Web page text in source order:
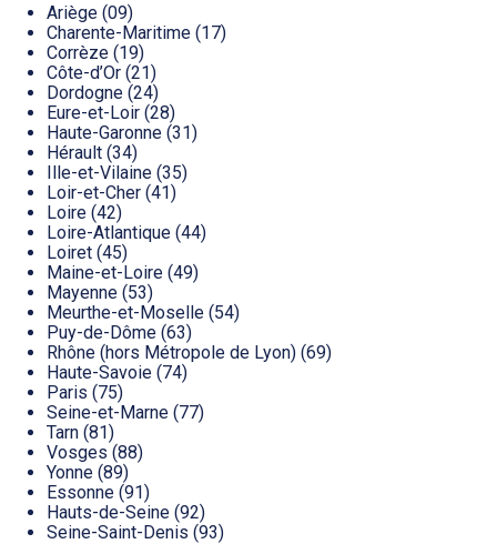
Ariège (09)
Charente-Maritime (17)
Corrèze (19)
Côte-d’Or (21)
Dordogne (24)
Eure-et-Loir (28)
Haute-Garonne (31)
Hérault (34)
Ille-et-Vilaine (35)
Loir-et-Cher (41)
Loire (42)
Loire-Atlantique (44)
Loiret (45)
Maine-et-Loire (49)
Mayenne (53)
Meurthe-et-Moselle (54)
Puy-de-Dôme (63)
Rhône (hors Métropole de Lyon) (69)
Haute-Savoie (74)
Paris (75)
Seine-et-Marne (77)
Tarn (81)
Vosges (88)
Yonne (89)
Essonne (91)
Hauts-de-Seine (92)
Seine-Saint-Denis (93)